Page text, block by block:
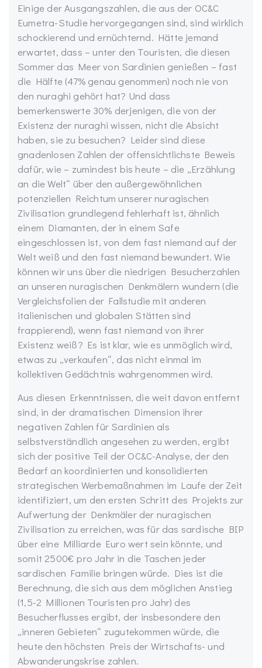
Einige der Ausgangszahlen, die aus der OC&C
Eumetra-Studie hervorgegangen sind, sind wirklich
schockierend und ernüchternd. Hätte jemand
erwartet, dass – unter den Touristen, die diesen
Sommer das Meer von Sardinien genießen – fast
die Hälfte (47% genau genommen) noch nie von
den nuraghi gehört hat? Und dass
bemerkenswerte 30% derjenigen, die von der
Existenz der nuraghi wissen, nicht die Absicht
haben, sie zu besuchen? Leider sind diese
gnadenlosen Zahlen der offensichtlichste Beweis
dafür, wie – zumindest bis heute – die „Erzählung
an die Welt“ über den außergewöhnlichen
potenziellen Reichtum unserer nuragischen
Zivilisation grundlegend fehlerhaft ist, ähnlich
einem Diamanten, der in einem Safe
eingeschlossen ist, von dem fast niemand auf der
Welt weiß und den fast niemand bewundert. Wie
können wir uns über die niedrigen Besucherzahlen
an unseren nuragischen Denkmälern wundern (die
Vergleichsfolien der Fallstudie mit anderen
italienischen und globalen Stätten sind
frappierend), wenn fast niemand von ihrer
Existenz weiß? Es ist klar, wie es unmöglich wird,
etwas zu „verkaufen“, das nicht einmal im
kollektiven Gedächtnis wahrgenommen wird.
Aus diesen Erkenntnissen, die weit davon entfernt
sind, in der dramatischen Dimension ihrer
negativen Zahlen für Sardinien als
selbstverständlich angesehen zu werden, ergibt
sich der positive Teil der OC&C-Analyse, der den
Bedarf an koordinierten und konsolidierten
strategischen Werbemaßnahmen im Laufe der Zeit
identifiziert, um den ersten Schritt des Projekts zur
Aufwertung der Denkmäler der nuragischen
Zivilisation zu erreichen, was für das sardische BIP
über eine Milliarde Euro wert sein könnte, und
somit 2500€ pro Jahr in die Taschen jeder
sardischen Familie bringen würde. Dies ist die
Berechnung, die sich aus dem möglichen Anstieg
(1,5-2 Millionen Touristen pro Jahr) des
Besucherflusses ergibt, der insbesondere den
„inneren Gebieten“ zugutekommen würde, die
heute den höchsten Preis der Wirtschafts- und
Abwanderungskrise zahlen.